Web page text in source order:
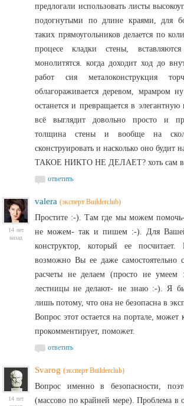
предлогали использовать листы
подогнутыми по длине краями, для
таких прямоугольников делается по
процесе кладки стены,
монолитятся. когда доходит ход до
работ сия металоконструкция
облагораживается деревом, мрамром
останется и превращается в
всё выглядит довольно просто и
толщина стены и вообще на
сконструировать и насколько оно
ТАКОЕ НИКТО НЕ ДЕЛАЕТ? хоть сам
ответить
14 лет
назад
valera (эксперт Builderclub)
Простите :-). Там где мы можем
не можем- так и пишем :-). Для
конструктор, который ее посчитает.
возможно Вы ее даже самостоятельно
расчеты не делаем (просто не
лестницы не делают- не знаю :-). Я бы
лишь потому, что она не безопасна в
Вопрос этот остается на портале, может
прокомментирует, поможет.
ответить
14 лет
Svarog (эксперт Builderclub)
Вопрос именно в безопасности,
(массово по крайней мере). Проблема в